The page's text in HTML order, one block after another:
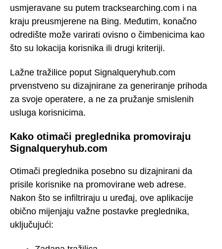
usmjeravane su putem tracksearching.com i na
kraju preusmjerene na Bing. Međutim, konačno
odredište može varirati ovisno o čimbenicima kao
što su lokacija korisnika ili drugi kriteriji.
Lažne tražilice poput Signalqueryhub.com
prvenstveno su dizajnirane za generiranje prihoda
za svoje operatere, a ne za pružanje smislenih
usluga korisnicima.
Kako otimači preglednika promoviraju
Signalqueryhub.com
Otimači preglednika posebno su dizajnirani da
prisile korisnike na promovirane web adrese.
Nakon što se infiltriraju u uređaj, ove aplikacije
obično mijenjaju važne postavke preglednika,
uključujući: